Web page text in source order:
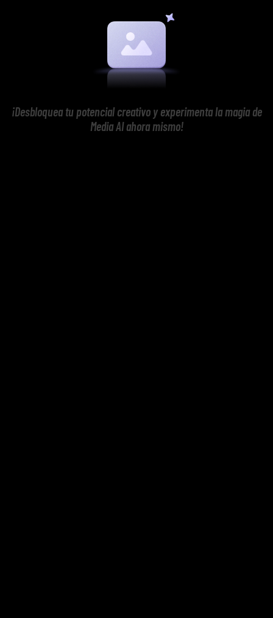
¡Desbloquea tu potencial creativo y experimenta la magia de
Media AI ahora mismo!